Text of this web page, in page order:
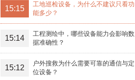
15:15
工地巡检设备，为什么不建议只看功
能多少？
15:14
工程测绘中，哪些设备能力会影响数
据准确性？
15:12
户外搜救为什么需要可靠的通信与定
位设备？